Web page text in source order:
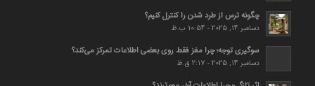
چگونه ترس از طرد شدن را کنترل کنیم؟
دسامبر 14, 2025 - 10:54 ب.ظ
سوگیری توجه؛ چرا مغز فقط روی بعضی اطلاعات تمرکز می‌کند؟
دسامبر 14, 2025 - 2:17 ق.ظ